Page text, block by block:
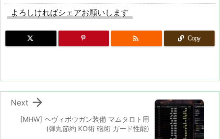
よろしければシェアお願いします
 Copy
[MHW] ヘヴィボウガン装備 マムタロト用
(弾丸節約 KO術 砲術 ガード性能)

Next